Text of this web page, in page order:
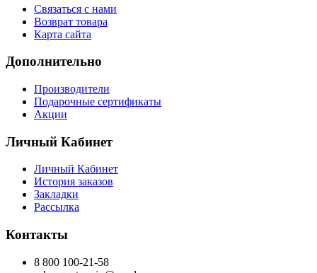
Связаться с нами
Возврат товара
Карта сайта
Дополнительно
Производители
Подарочные сертификаты
Акции
Личный Кабинет
Личный Кабинет
История заказов
Закладки
Рассылка
Контакты
8 800 100-21-58